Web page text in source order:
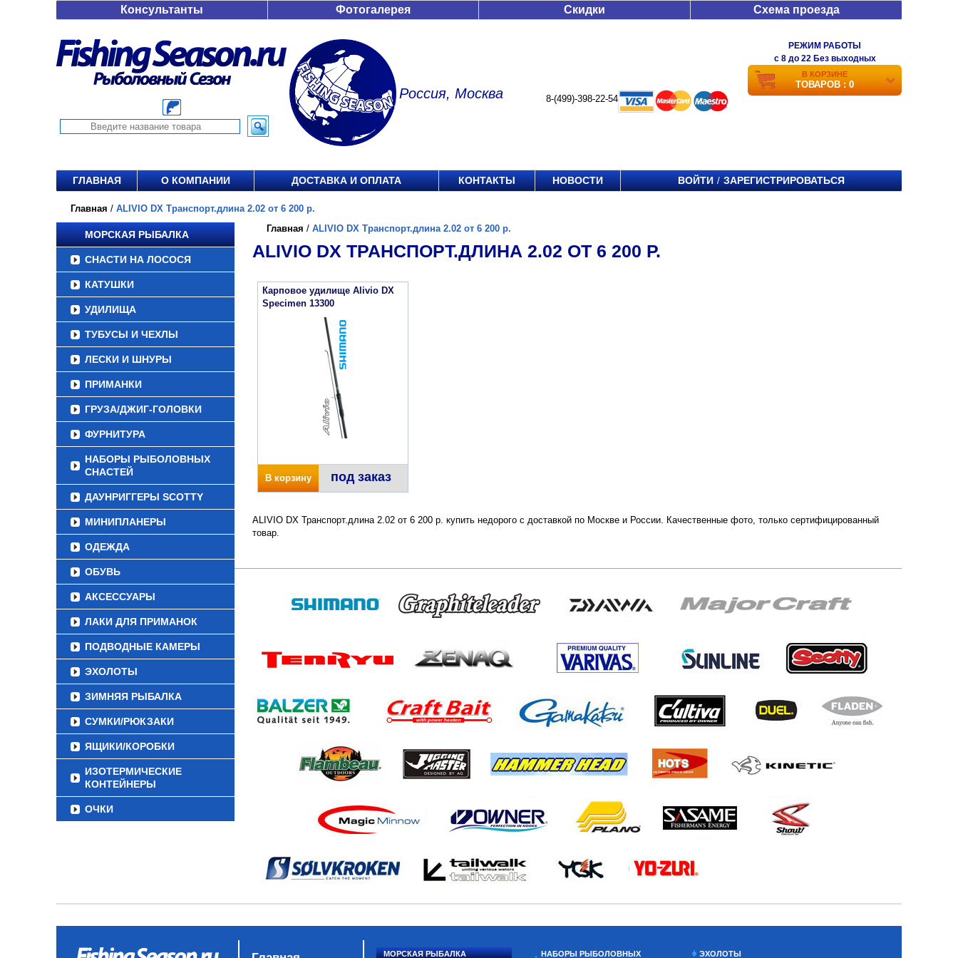
Консультанты Фотогалерея Скидки Схема проезда
Россия, Москва 8-(499)-398-22-54
РЕЖИМ РАБОТЫ
c 8 до 22 Без выходных
В КОРЗИНЕ
ТОВАРОВ : 0
ГЛАВНАЯ О КОМПАНИИ ДОСТАВКА И ОПЛАТА КОНТАКТЫ НОВОСТИ ВОЙТИ / ЗАРЕГИСТРИРОВАТЬСЯ
Главная / ALIVIO DX Транспорт.длина 2.02 от 6 200 р.
МОРСКАЯ РЫБАЛКА
СНАСТИ НА ЛОСОСЯ
КАТУШКИ
УДИЛИЩА
ТУБУСЫ И ЧЕХЛЫ
ЛЕСКИ И ШНУРЫ
ПРИМАНКИ
ГРУЗА/ДЖИГ-ГОЛОВКИ
ФУРНИТУРА
НАБОРЫ РЫБОЛОВНЫХ
СНАСТЕЙ
ДАУНРИГГЕРЫ SCOTTY
МИНИПЛАНЕРЫ
ОДЕЖДА
ОБУВЬ
АКСЕССУАРЫ
ЛАКИ ДЛЯ ПРИМАНОК
ПОДВОДНЫЕ КАМЕРЫ
ЭХОЛОТЫ
ЗИМНЯЯ РЫБАЛКА
СУМКИ/РЮКЗАКИ
ЯЩИКИ/КОРОБКИ
ИЗОТЕРМИЧЕСКИЕ
КОНТЕЙНЕРЫ
ОЧКИ
Главная / ALIVIO DX Транспорт.длина 2.02 от 6 200 р.
ALIVIO DX ТРАНСПОРТ.ДЛИНА 2.02 ОТ 6 200 Р.
Карповое удилище Alivio DX
Specimen 13300
В корзину под заказ
ALIVIO DX Транспорт.длина 2.02 от 6 200 р. купить недорого с доставкой по Москве и России. Качественные фото, только сертифицированный
товар.
МОРСКАЯ РЫБАЛКА НАБОРЫ РЫБОЛОВНЫХ ЭХОЛОТЫ